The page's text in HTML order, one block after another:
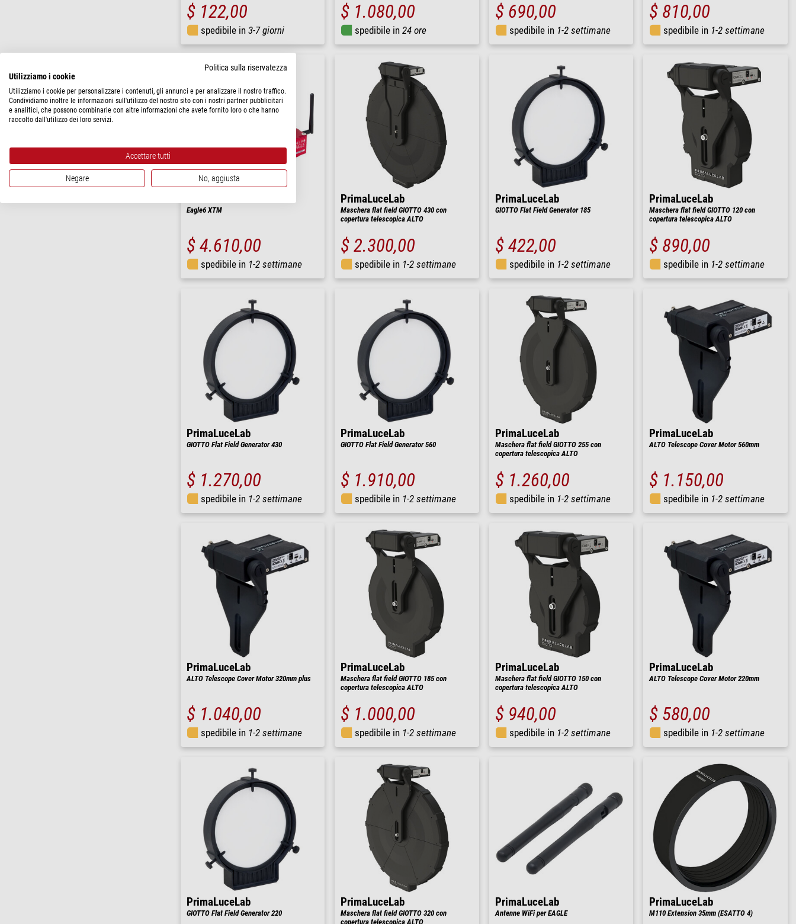
$ 122,00
spedibile in 3-7 giorni
$ 1.080,00
spedibile in 24 ore
$ 690,00
spedibile in 1-2 settimane
$ 810,00
spedibile in 1-2 settimane
Eagle6 XTM
$ 4.610,00
spedibile in 1-2 settimane
PrimaLuceLab
Maschera flat field GIOTTO 430 con
copertura telescopica ALTO
$ 2.300,00
spedibile in 1-2 settimane
PrimaLuceLab
GIOTTO Flat Field Generator 185
$ 422,00
spedibile in 1-2 settimane
PrimaLuceLab
Maschera flat field GIOTTO 120 con
copertura telescopica ALTO
$ 890,00
spedibile in 1-2 settimane
PrimaLuceLab
GIOTTO Flat Field Generator 430
$ 1.270,00
spedibile in 1-2 settimane
PrimaLuceLab
GIOTTO Flat Field Generator 560
$ 1.910,00
spedibile in 1-2 settimane
PrimaLuceLab
Maschera flat field GIOTTO 255 ​​con
copertura telescopica ALTO
$ 1.260,00
spedibile in 1-2 settimane
PrimaLuceLab
ALTO Telescope Cover Motor 560mm
$ 1.150,00
spedibile in 1-2 settimane
PrimaLuceLab
ALTO Telescope Cover Motor 320mm plus
$ 1.040,00
spedibile in 1-2 settimane
PrimaLuceLab
Maschera flat field GIOTTO 185 con
copertura telescopica ALTO
$ 1.000,00
spedibile in 1-2 settimane
PrimaLuceLab
Maschera flat field GIOTTO 150 con
copertura telescopica ALTO
$ 940,00
spedibile in 1-2 settimane
PrimaLuceLab
ALTO Telescope Cover Motor 220mm
$ 580,00
spedibile in 1-2 settimane
PrimaLuceLab
GIOTTO Flat Field Generator 220
PrimaLuceLab
Maschera flat field GIOTTO 320 con
copertura telescopica ALTO
PrimaLuceLab
Antenne WiFi per EAGLE
PrimaLuceLab
M110 Extension 35mm (ESATTO 4)
Politica sulla riservatezza
Utilizziamo i cookie
Utilizziamo i cookie per personalizzare i contenuti, gli annunci e per analizzare il nostro traffico.
Condividiamo inoltre le informazioni sull'utilizzo del nostro sito con i nostri partner pubblicitari
e analitici, che possono combinarle con altre informazioni che avete fornito loro o che hanno
raccolto dall'utilizzo dei loro servizi.
Accettare tutti
Negare No, aggiusta